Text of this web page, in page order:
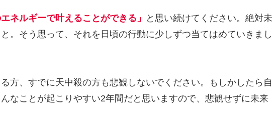
ネルギーで叶えることができる」
と思い続けてください。絶対未
。そう思って、それを日頃の行動に少しずつ当てはめていきまし
方、すでに天中殺の方も悲観しないでください。もしかしたら自
なことが起こりやすい2年間だと思いますので、悲観せずに未来